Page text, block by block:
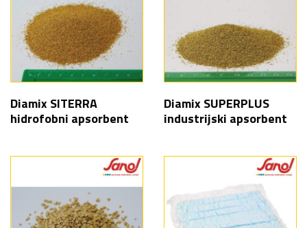
Diamix SITERRA
hidrofobni apsorbent
Diamix SUPERPLUS
industrijski apsorbent